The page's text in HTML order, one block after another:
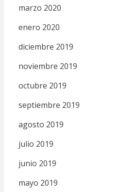
marzo 2020
enero 2020
diciembre 2019
noviembre 2019
octubre 2019
septiembre 2019
agosto 2019
julio 2019
junio 2019
mayo 2019